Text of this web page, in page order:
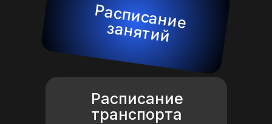
Расписание
транспорта
Расписание
занятий